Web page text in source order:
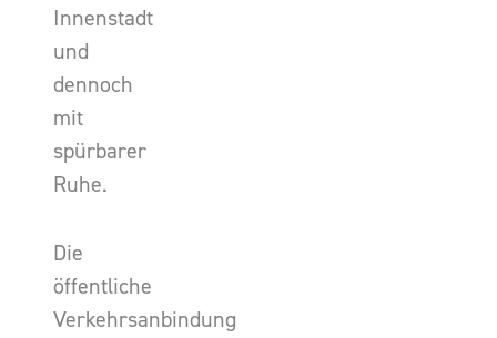
Innenstadt
und
dennoch
mit
spürbarer
Ruhe.
Die
öffentliche
Verkehrsanbindung